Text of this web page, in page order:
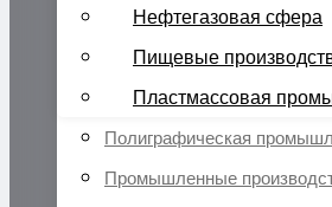
Нефтегазовая сфера
Пищевые
Пластмассовая
Полиграфическая
Промышленные